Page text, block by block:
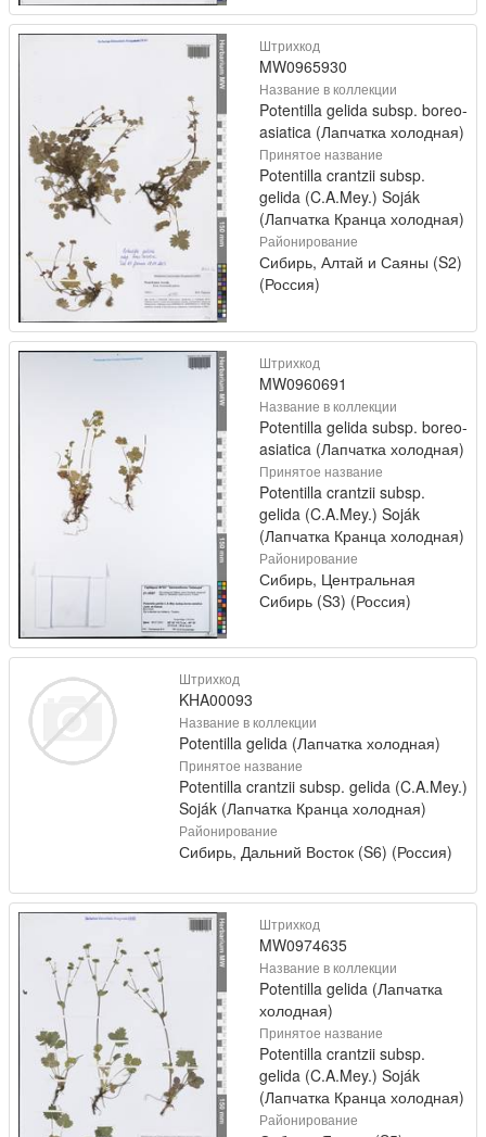
Штрихкод
MW0965930
Название в коллекции
Potentilla gelida subsp. boreo-
asiatica (Лапчатка холодная)
Принятое название
Potentilla crantzii subsp.
gelida (C.A.Mey.) Soják
(Лапчатка Кранца холодная)
Районирование
Сибирь, Алтай и Саяны (S2)
(Россия)
Штрихкод
MW0960691
Название в коллекции
Potentilla gelida subsp. boreo-
asiatica (Лапчатка холодная)
Принятое название
Potentilla crantzii subsp.
gelida (C.A.Mey.) Soják
(Лапчатка Кранца холодная)
Районирование
Сибирь, Центральная
Сибирь (S3) (Россия)
Штрихкод
KHA00093
Название в коллекции
Potentilla gelida (Лапчатка холодная)
Принятое название
Potentilla crantzii subsp. gelida (C.A.Mey.)
Soják (Лапчатка Кранца холодная)
Районирование
Сибирь, Дальний Восток (S6) (Россия)
Штрихкод
MW0974635
Название в коллекции
Potentilla gelida (Лапчатка
холодная)
Принятое название
Potentilla crantzii subsp.
gelida (C.A.Mey.) Soják
(Лапчатка Кранца холодная)
Районирование